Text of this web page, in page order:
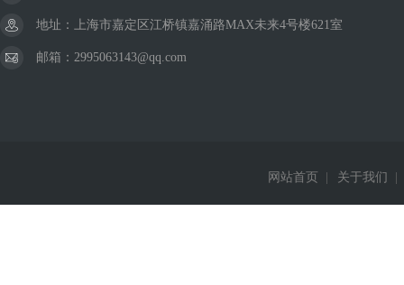
德国西克SICK
美国杜博林DEUBLIN
地址：上海市嘉定区江桥镇嘉涌路MAX未来4号楼621室
邮箱：2995063143@qq.com
网站首页 关于我们